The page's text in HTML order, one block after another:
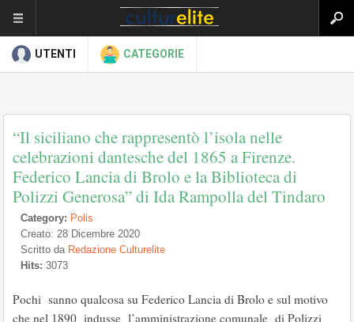
UTENTI CATEGORIE
“Il siciliano che rappresentò l’isola nelle
celebrazioni dantesche del 1865 a Firenze.
Federico Lancia di Brolo e la Biblioteca di
Polizzi Generosa” di Ida Rampolla del Tindaro
Category: Polis
Creato: 28 Dicembre 2020
Scritto da Redazione Culturelite
Hits: 3073
Pochi sanno qualcosa su Federico Lancia di Brolo e sul motivo
che nel 1890 indusse l’amministrazione comunale di Polizzi